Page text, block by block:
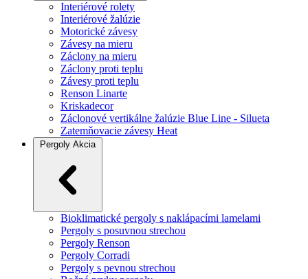
Interiérové rolety
Interiérové žalúzie
Motorické závesy
Závesy na mieru
Záclony na mieru
Záclony proti teplu
Závesy proti teplu
Renson Linarte
Kriskadecor
Záclonové vertikálne žalúzie Blue Line - Silueta
Zatemňovacie závesy Heat
Pergoly Akcia
Bioklimatické pergoly s naklápacími lamelami
Pergoly s posuvnou strechou
Pergoly Renson
Pergoly Corradi
Pergoly s pevnou strechou